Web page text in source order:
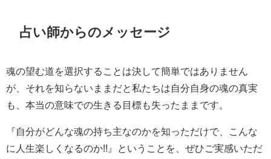
占い師からのメッセージ
魂の望む道を選択することは決して簡単ではありません
が、それを知らないままだと私たちは自分自身の魂の真実
も、本当の意味での生きる目標も失ったままです。
『自分がどんな魂の持ち主なのかを知っただけで、こんな
に人生楽しくなるのか!!』ということを、ぜひご実感いただ